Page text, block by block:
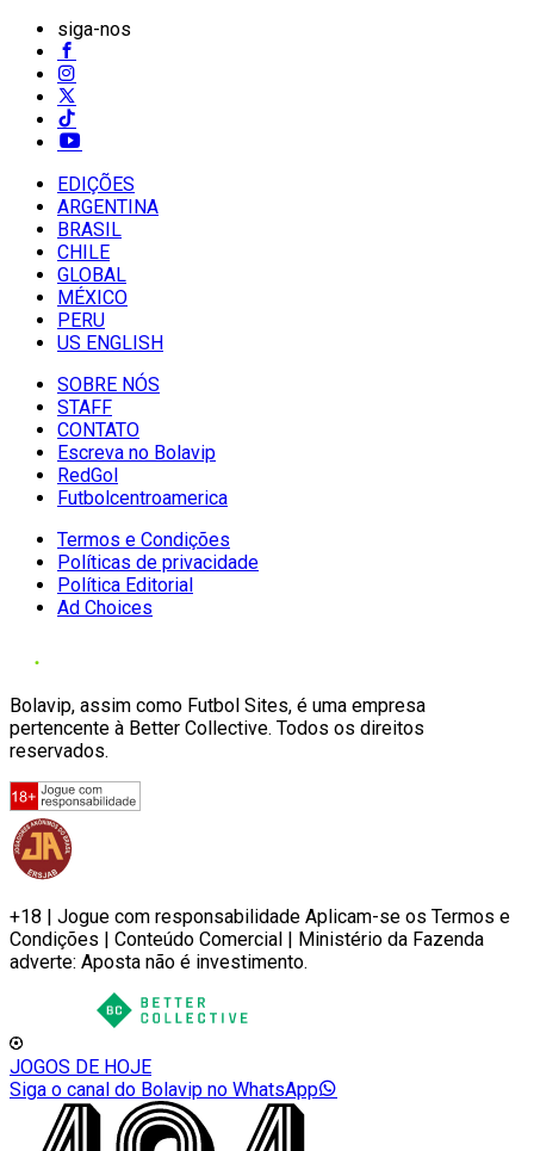
siga-nos
EDIÇÕES
ARGENTINA
BRASIL
CHILE
GLOBAL
MÉXICO
PERU
US ENGLISH
SOBRE NÓS
STAFF
CONTATO
Escreva no Bolavip
RedGol
Futbolcentroamerica
Termos e Condições
Políticas de privacidade
Política Editorial
Ad Choices
Bolavip, assim como Futbol Sites, é uma empresa
pertencente à Better Collective. Todos os direitos
reservados.
+18 | Jogue com responsabilidade Aplicam-se os Termos e
Condições | Conteúdo Comercial | Ministério da Fazenda
adverte: Aposta não é investimento.
JOGOS DE HOJE
Siga o canal do Bolavip no WhatsApp